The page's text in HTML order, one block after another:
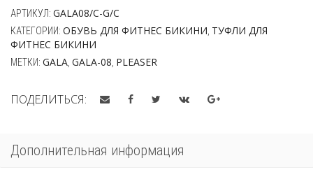
АРТИКУЛ: GALA08/C-G/C
КАТЕГОРИИ: ОБУВЬ ДЛЯ ФИТНЕС БИКИНИ ТУФЛИ ДЛЯ
ФИТНЕС БИКИНИ
МЕТКИ: GALA GALA-08 PLEASER
ПОДЕЛИТЬСЯ:
Дополнительная информация